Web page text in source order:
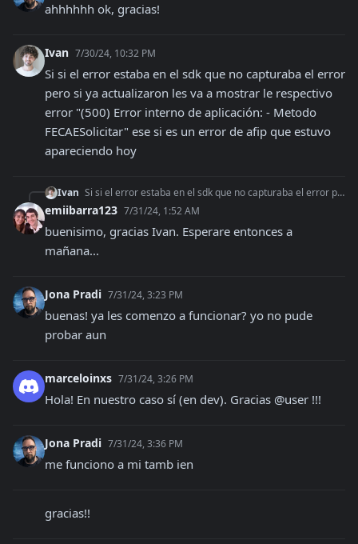
ahhhhhh ok, gracias!
Ivan 7/30/24, 10:32 PM
Si si el error estaba en el sdk que no capturaba el error
pero si ya actualizaron les va a mostrar le respectivo
error "(500) Error interno de aplicación: - Metodo
FECAESolicitar" ese si es un error de afip que estuvo
apareciendo hoy
Ivan Si si el error estaba en el sdk que no capturaba el error pero si ya actualizaron les va a mostrar le respectivo error "(500) Error interno de aplicación: - Met
emiibarra123 7/31/24, 1:52 AM
buenisimo, gracias Ivan. Esperare entonces a
mañana...
Jona Pradi 7/31/24, 3:23 PM
buenas! ya les comenzo a funcionar? yo no pude
probar aun
marceloinxs 7/31/24, 3:26 PM
Hola! En nuestro caso sí (en dev). Gracias @user !!!
Jona Pradi 7/31/24, 3:36 PM
me funciono a mi tamb ien
gracias!!